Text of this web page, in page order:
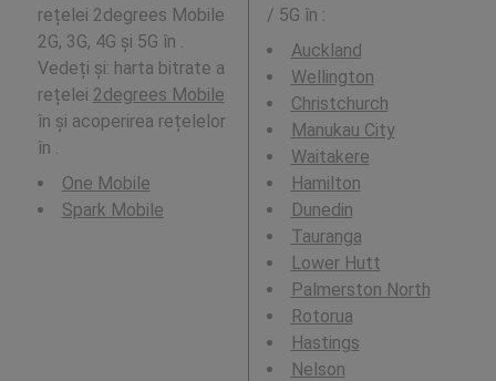
rețelei 2degrees Mobile
2G, 3G, 4G și 5G în .
Vedeți și: harta bitrate a
rețelei 2degrees Mobile
în și acoperirea rețelelor
în .
One Mobile
Spark Mobile
/ 5G în :
Auckland
Wellington
Christchurch
Manukau City
Waitakere
Hamilton
Dunedin
Tauranga
Lower Hutt
Palmerston North
Rotorua
Hastings
Nelson